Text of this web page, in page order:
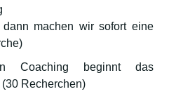
machen wir sofort eine
Coaching beginnt das
Recherchen)